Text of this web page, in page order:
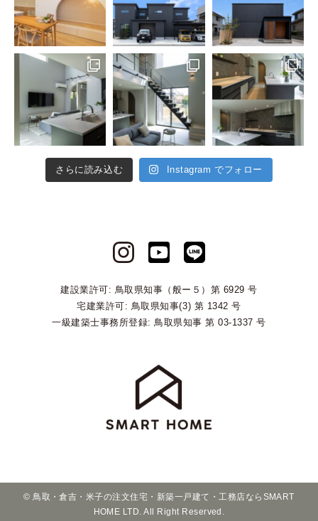
さらに読み込む Instagram でフォロー
建設業許可: 鳥取県知事（般ー５）第 6929 号
宅建業許可: 鳥取県知事(3) 第 1342 号
一級建築士事務所登録: 鳥取県知事 第 03-1337 号
©鳥取・倉吉・米子の注文住宅・新築一戸建て・工務店ならSMART
HOME LTD. All Right Reserved.